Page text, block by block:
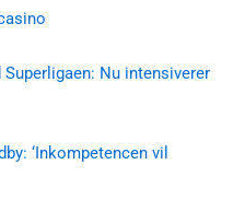
Nu intensiverer
‘Inkompetencen vil